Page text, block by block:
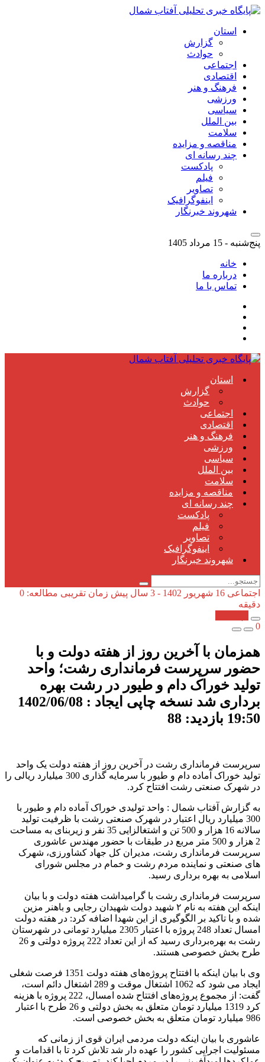
استان
گزارش
حوادث
اجتماعی
اقتصادی
فرهنگ و هنر
ورزشی
سیاسی
بین الملل
سلامت
مناقصه و مزایده
چند رسانه ای
پادکست
فیلم
تصاویر
اینفوگرافیک
شهروند خبرنگار
پنج‌شنبه - 15 مرداد 1405
خانه
درباره ما
تماس با ما
استان
گزارش
حوادث
اجتماعی
اقتصادی
فرهنگ و هنر
ورزشی
سیاسی
بین الملل
سلامت
مناقصه و مزایده
چند رسانه ای
پادکست
فیلم
تصاویر
اینفوگرافیک
شهروند خبرنگار
اجتماعی 16 شهریور 1402 - 3 سال پیش
زمان تقریبی مطالعه: 0
دقیقه
0
همزمان با آخرین روز از هفته دولت و با
حضور سرپرست فرمانداری رشت؛ واحد
تولید خوراک دام و طیور در رشت بهره
برداری شد نسخه چاپی ایجاد : 1402/06/08
19:50 بازدید: 88
سرپرست فرمانداری رشت در آخرین روز از هفته دولت یک واحد
تولید خوراک آماده دام و طیور با سرمایه گذاری 300 میلیارد ریالی را
در شهرک صنعتی رشت افتتاح کرد.
به گزارش آفتاب شمال : واحد تولیدی خوراک آماده دام و طیور با
300 میلیارد ریال اعتبار در شهرک صنعتی رشت با ظرفیت تولید
سالانه 16 هزار و 500 تن و اشتغالزایی 35 نفر و زیربنای به مساحت
2 هزار و 500 متر مربع در طبقات با حضور مهندس عاشوری
سرپرست فرمانداری رشت، مدیران کل جهاد کشاورزی، شهرک
های صنعتی و نماینده مردم رشت و خمام در مجلس شورای
اسلامی به بهره برداری رسید.
سرپرست فرمانداری رشت با گرامیداشت هفته دولت و با بیان
اینکه این هفته به نام ۲ شهید دولت شهیدان رجایی و باهنر مزین
شده و با تاکید بر الگوگیری از این شهدا اضافه کرد: در هفته دولت
امسال تعداد 248 پروژه با اعتبار 2305 میلیارد تومانی در شهرستان
رشت به بهره‌برداری رسید که از این تعداد 222 پروژه دولتی و 26
طرح بخش خصوصی هستند.
وی با بیان اینکه با افتتاح پروژه‌های هفته دولت 1351 فرصت شغلی
ایجاد می شود که 1062 اشتغال موقت و 289 اشتغال دائم است،
گفت: از مجموع پروژه‌های افتتاح شده امسال، 222 پروژه با هزینه
کرد 1319 میلیارد تومان متعلق به بخش دولتی و 26 طرح با اعتبار
986 میلیارد تومان متعلق به بخش خصوصی است.
عاشوری با بیان اینکه دولت مردمی ایران قوی از زمانی که
مسئولیت اجرایی کشور را عهده دار شد تلاش کرد تا با اقدامات و